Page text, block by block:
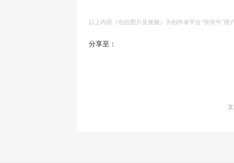
以上内容（包括图片及视频）为创作者平台"快传号"用
分享至：